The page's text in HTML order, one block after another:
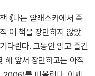
다.
에만 국한되지 않고 폭넓
꾸준히 사진에 담아, 'Nat
을 발표했으며 일본 각
서 사진전을 열었다. 1996
차카 반도 쿠릴 호수에서
《나는 알래스카에서 죽
이 책을 장만하지 않았
다린다. 그동안 읽고 즐긴
해 앞서 장만하고는 아직